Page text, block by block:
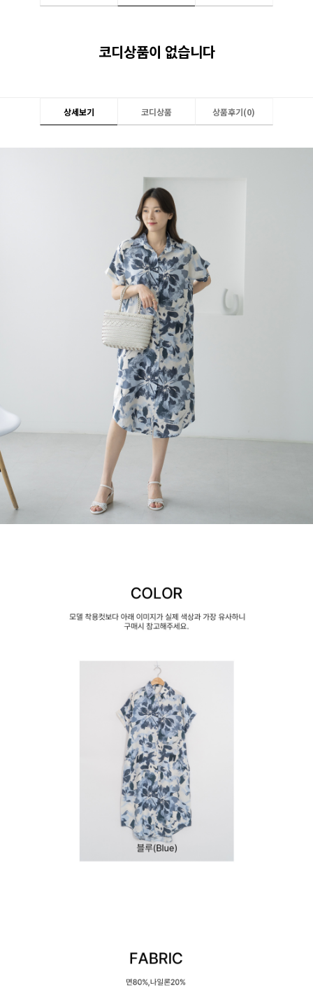
코디상품이 없습니다
상세보기 코디상품 상품후기(0)